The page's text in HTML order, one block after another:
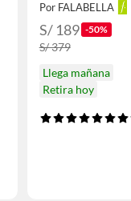
Por FALABELLA
S/ 189 -50%
S/ 379
Llega mañana
Retira hoy